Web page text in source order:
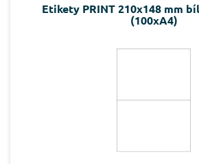
Etikety PRINT 210x148 mm
(100xA4)